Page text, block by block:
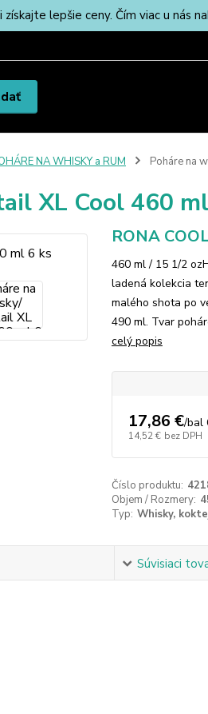
lepšie ceny. Čím viac u nás
NA WHISKY a RUM Poháre na
XL Cool 460
RONA
460 ml / 15 1/2
ladená kolekcia
malého shota po
490 ml. Tvar
celý popis
17,86 €/bal
14,52 € bez DPH
Číslo produktu:
Objem / Rozmery:
Typ: Whisky,
Súvisiaci